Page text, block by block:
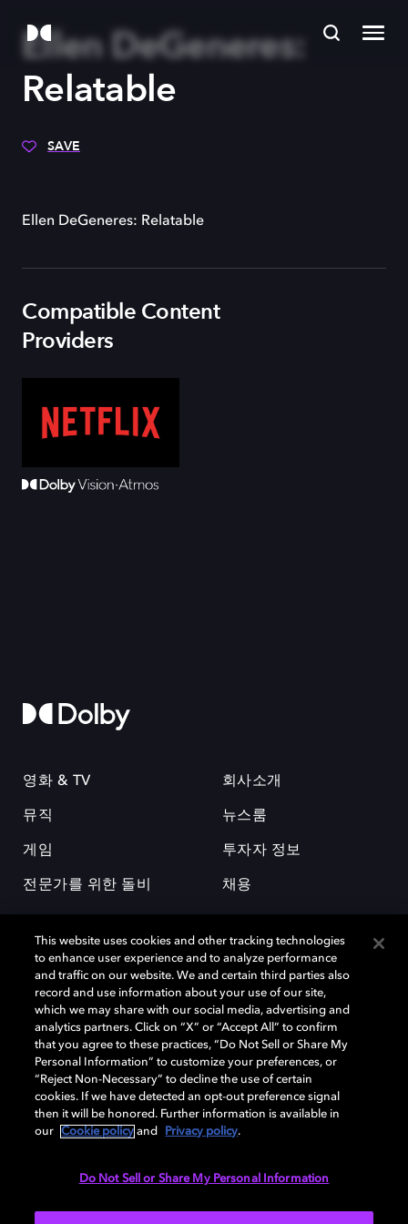
Ellen DeGeneres:
Relatable
SAVE
Ellen DeGeneres: Relatable
Compatible Content
Providers
영화 & TV
뮤직
게임
전문가를 위한 돌비
회사소개
뉴스룸
투자자 정보
채용
돌비(Dolby)와 double-D 심볼은 미국 및 기타 국가 돌비래버러토리스
(Dolby Laboratories, Inc.)의 등록 및 미등록 상표이다. 그 밖에 다른 자료에
기재된 상표는 해당 상표 소유권자의 등록상표로 유지된다. © 2025 Dolby
Laboratories, Inc. All rights reserved.
Cookie Manager 개인정보 정책 책임 공시 정책
This website uses cookies and other tracking technologies
to enhance user experience and to analyze performance
and traffic on our website. We and certain third parties also
record and use information about your use of our site,
which we may share with our social media, advertising and
analytics partners. Click on “X” or “Accept All” to confirm
that you agree to these practices, “Do Not Sell or Share My
Personal Information” to customize your preferences, or
“Reject Non-Necessary” to decline the use of certain
cookies. If we have detected an opt-out preference signal
then it will be honored. Further information is available in
our
Cookie policy and Privacy policy.
Do Not Sell or Share My Personal Information